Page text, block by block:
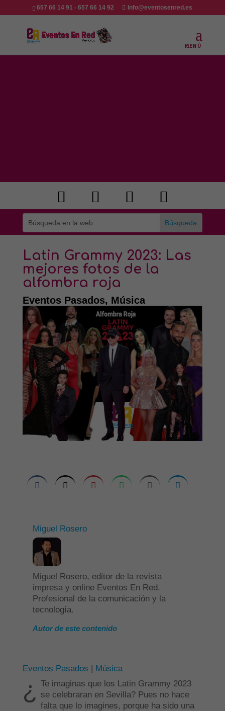
657 66 14 91 - 657 66 14 92 Info@eventosenred.es
Latin Grammy 2023: Las
mejores fotos de la
alfombra roja
Eventos Pasados, Música
Miguel Rosero
Miguel Rosero, editor de la revista
impresa y online Eventos En Red.
Profesional de la comunicación y la
tecnología.
Autor de este contenido
Eventos Pasados | Música
¿
Te imaginas que los Latin Grammy 2023
se celebraran en Sevilla? Pues no hace
falta que lo imagines, porque ha sido una